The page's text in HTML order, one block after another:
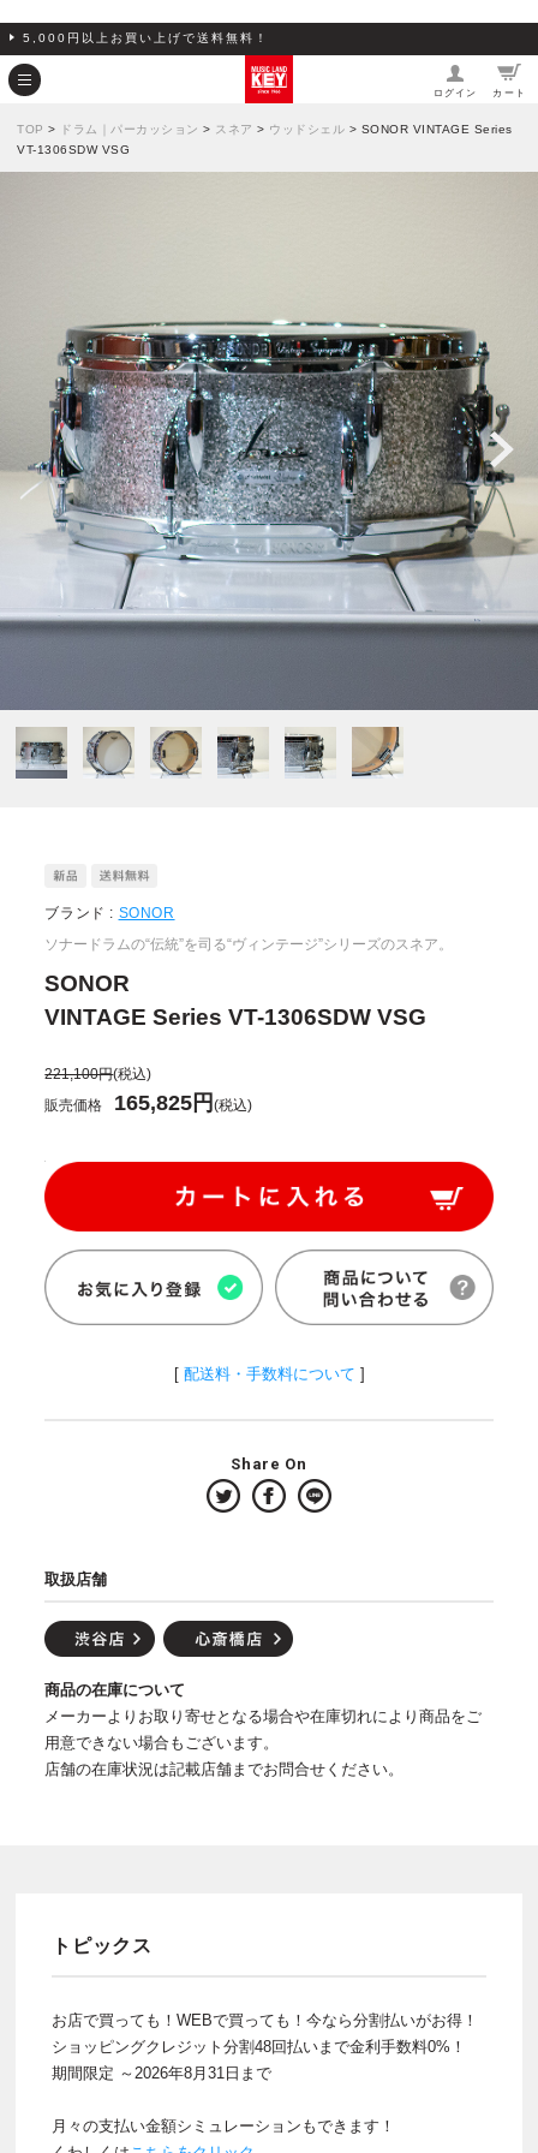
5,000円以上お買い上げで送料無料！
ログイン カート
TOP > ドラム｜パーカッション > スネア > ウッドシェル > SONOR VINTAGE Series
VT-1306SDW VSG
ブランド : SONOR
ソナードラムの“伝統”を司る“ヴィンテージ”シリーズのスネア。
SONOR
VINTAGE Series VT-1306SDW VSG
221,100円(税込)
販売価格
165,825円(税込)
[ 配送料・手数料について ]
Share On
取扱店舗
商品の在庫について
メーカーよりお取り寄せとなる場合や在庫切れにより商品をご
用意できない場合もございます。
店舗の在庫状況は記載店舗までお問合せください。
トピックス
お店で買っても！WEBで買っても！今なら分割払いがお得！
ショッピングクレジット分割48回払いまで金利手数料0%！
期間限定 ～2026年8月31日まで
月々の支払い金額シミュレーションもできます！